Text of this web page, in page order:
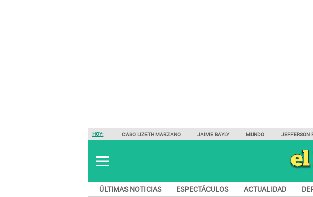
HOY: CASO LIZETH MARZANO JAIME BAYLY MUNDO JEFFERSON
ÚLTIMAS NOTICIAS ESPECTÁCULOS ACTUALIDAD